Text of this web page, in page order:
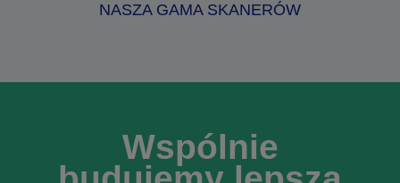
NASZA GAMA SKANERÓW
Wspólnie